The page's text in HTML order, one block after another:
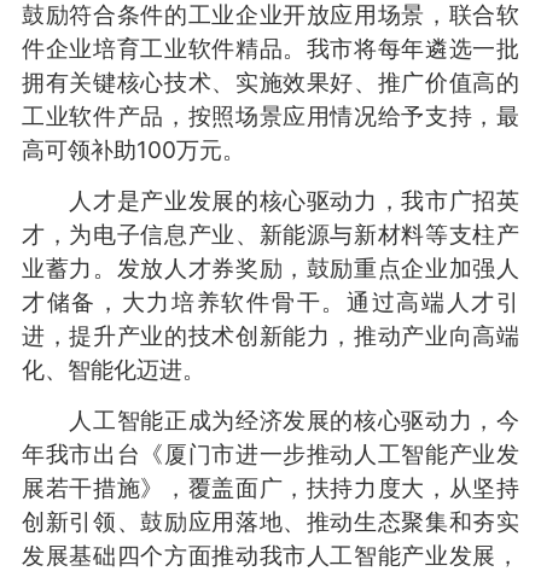
鼓励符合条件的工业企业开放应用场景，联合软
件企业培育工业软件精品。我市将每年遴选一批
拥有关键核心技术、实施效果好、推广价值高的
工业软件产品，按照场景应用情况给予支持，最
高可领补助100万元。
人才是产业发展的核心驱动力，我市广招英
才，为电子信息产业、新能源与新材料等支柱产
业蓄力。发放人才券奖励，鼓励重点企业加强人
才储备，大力培养软件骨干。通过高端人才引
进，提升产业的技术创新能力，推动产业向高端
化、智能化迈进。
人工智能正成为经济发展的核心驱动力，今
年我市出台《厦门市进一步推动人工智能产业发
展若干措施》，覆盖面广，扶持力度大，从坚持
创新引领、鼓励应用落地、推动生态聚集和夯实
发展基础四个方面推动我市人工智能产业发展，